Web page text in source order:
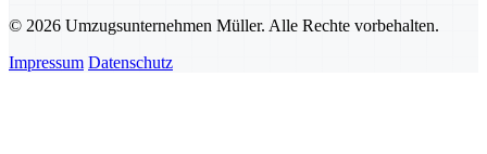
© 2026 Umzugsunternehmen Müller. Alle Rechte vorbehalten.
Impressum Datenschutz